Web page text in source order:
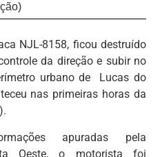
NJL-8158, ficou destruído
da direção e subir no
urbano de Lucas do
nas primeiras horas da
apuradas pela
Oeste, o motorista foi